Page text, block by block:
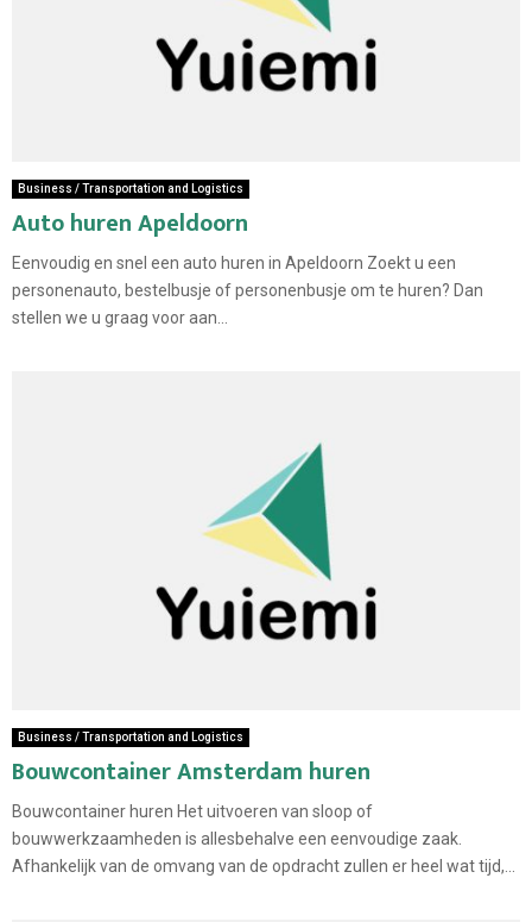
Business / Transportation and Logistics
Auto huren Apeldoorn
Eenvoudig en snel een auto huren in Apeldoorn Zoekt u een
personenauto, bestelbusje of personenbusje om te huren? Dan
stellen we u graag voor aan...
Business / Transportation and Logistics
Bouwcontainer Amsterdam huren
Bouwcontainer huren Het uitvoeren van sloop of
bouwwerkzaamheden is allesbehalve een eenvoudige zaak.
Afhankelijk van de omvang van de opdracht zullen er heel wat tijd,...